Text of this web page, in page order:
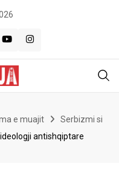
e muajit
Serbizmi si
antishqiptare